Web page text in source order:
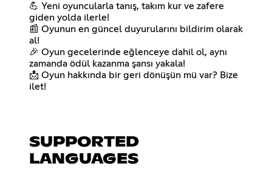
💪 Yeni oyuncularla tanış, takım kur ve zafere
giden yolda ilerle!
📰 Oyunun en güncel duyurularını bildirim olarak
al!
🎉 Oyun gecelerinde eğlenceye dahil ol, aynı
zamanda ödül kazanma şansı yakala!
📩 Oyun hakkında bir geri dönüşün mü var? Bize
ilet!
SUPPORTED
LANGUAGES